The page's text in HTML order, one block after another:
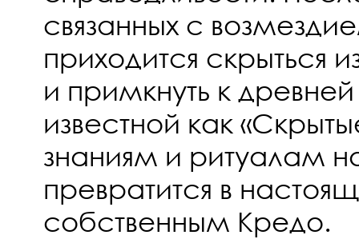
связанных с
приходится скрыться
и примкнуть к
известной как
знаниям и ритуалам
превратится в
собственным Кредо.